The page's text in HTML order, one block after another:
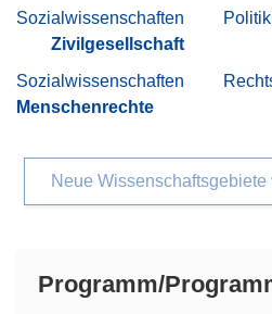
Sozialwissenschaften
Zivilgesellschaft
Sozialwissenschaften
Menschenrechte
Neue Wissenschaftsgebiete
Programm/